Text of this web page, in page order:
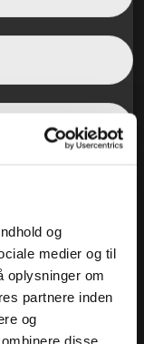
og
medier og til
oplysninger om
partnere inden
og
disse